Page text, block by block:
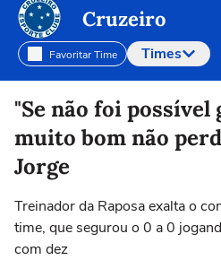
Cruzeiro
Favoritar Time Times
Selecione o time para ver as
"Se não foi possível
muito bom não
Jorge
Treinador da Raposa exalta o
time, que segurou o 0 a 0
com dez